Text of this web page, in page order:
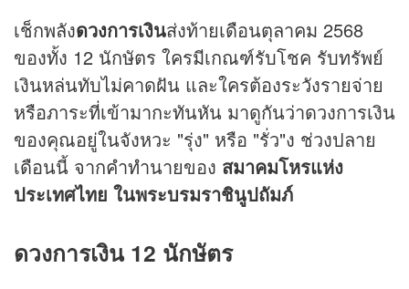
เช็กพลังดวงการเงินส่งท้ายเดือนตุลาคม 2568
ของทั้ง 12 นักษัตร ใครมีเกณฑ์รับโชค รับทรัพย์
เงินหล่นทับไม่คาดฝัน และใครต้องระวังรายจ่าย
หรือภาระที่เข้ามากะทันหัน มาดูกันว่าดวงการเงิน
ของคุณอยู่ในจังหวะ "รุ่ง" หรือ "รั่ว"ง ช่วงปลาย
เดือนนี้ จากคำทำนายของ สมาคมโหรแห่ง
ประเทศไทย ในพระบรมราชินูปถัมภ์
ดวงการเงิน 12 นักษัตร